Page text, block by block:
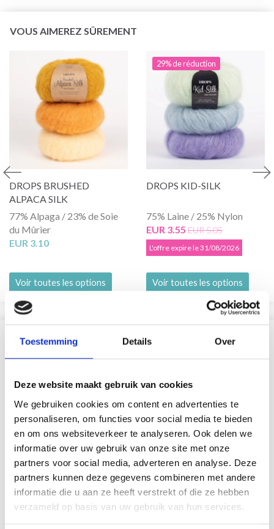
Toestemming Details Over
Deze website maakt gebruik van cookies
We gebruiken cookies om content en advertenties te
personaliseren, om functies voor social media te bieden
en om ons websiteverkeer te analyseren. Ook delen we
informatie over uw gebruik van onze site met onze
partners voor social media, adverteren en analyse. Deze
partners kunnen deze gegevens combineren met andere
informatie die u aan ze heeft verstrekt of die ze hebben
verzameld op basis van uw gebruik van hun services.
VOUS AIMEREZ SÛREMENT
DROPS BRUSHED
ALPACA SILK
77% Alpaga / 23% de Soie
du Mûrier
EUR 3.10
Voir toutes les options
29% de réduction
DROPS KID-SILK
75% Laine / 25% Nylon
EUR 3.55 EUR 5.05
L'offre expire le 31/08/2026
Voir toutes les options
SIMILAIRE À CECI